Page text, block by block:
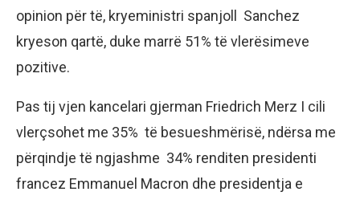
opinion për të, kryeministri spanjoll Sanchez
kryeson qartë, duke marrë 51% të vlerësimeve
pozitive.
Pas tij vjen kancelari gjerman Friedrich Merz I cili
vlerçsohet me 35% të besueshmërisë, ndërsa me
përqindje të ngjashme 34% renditen presidenti
francez Emmanuel Macron dhe presidentja e